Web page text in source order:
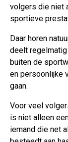
volgers die niet
sportieve
Daar horen
deelt
buiten de
en persoonlijke
gaan.
Voor veel
is niet alleen
iemand die net